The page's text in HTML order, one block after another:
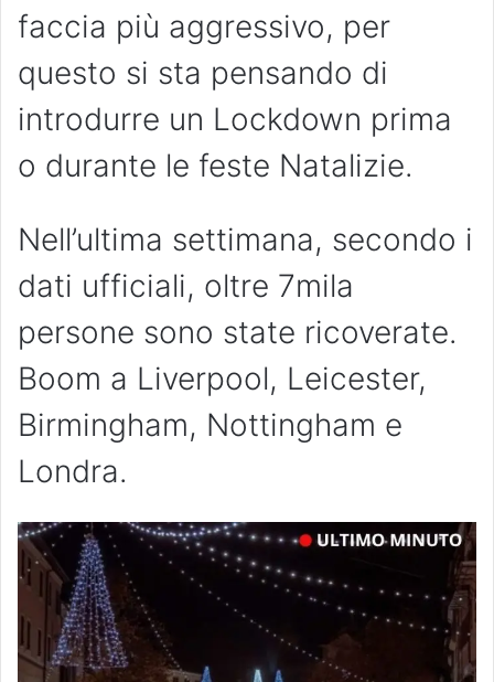
faccia più aggressivo, per
questo si sta pensando di
introdurre un Lockdown prima
o durante le feste Natalizie.
Nell’ultima settimana, secondo i
dati ufficiali, oltre 7mila
persone sono state ricoverate.
Boom a Liverpool, Leicester,
Birmingham, Nottingham e
Londra.